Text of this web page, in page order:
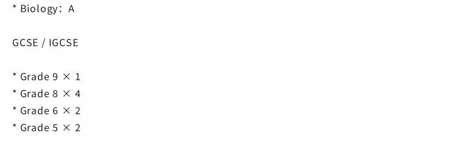
* Biology：A
GCSE / IGCSE
* Grade 9 × 1
* Grade 8 × 4
* Grade 6 × 2
* Grade 5 × 2